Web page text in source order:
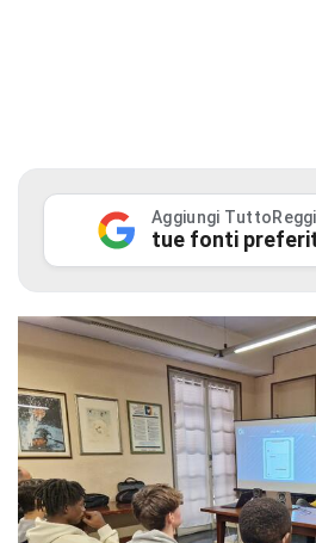
Aggiungi
tue fonti